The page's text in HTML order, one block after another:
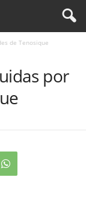
de Tenosique
por